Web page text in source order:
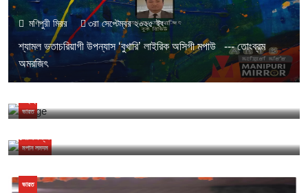
মণিপুরী মিরর ৩রা সেপ্টেম্বর ২০২৫ ইং
শ্যামল ভতাচরিয়াগী উপন্যাস ‘বুখারি’ লাইরিক অসিগী মপাউ --- তোংব্রম
অমরজিৎ
মণিপুরী মিরর ১২ই ডিসেম্বর ২০২২ ইং
খুন্দামিন্নরিবা ফুরুপশিংগী দাইলেক্ত কোনশিন্দুনা মীতৈলোলবু অশেংবা মণিপুরী লোল
ভারতমণিপুরী মিরর ১৭ই ডিসেম্বর ২০২২ ইং
মপান লমদম
ভারত